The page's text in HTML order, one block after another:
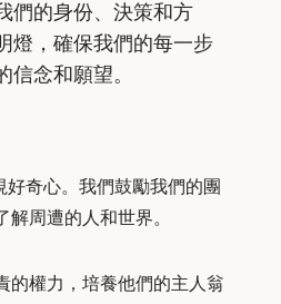
們的身份、決策和方
燈，確保我們的每一步
信念和願望。
奇心。我們鼓勵我們的團
解周遭的人和世界。
的權力，培養他們的主人翁